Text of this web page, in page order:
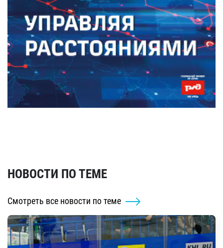
НОВОСТИ ПО ТЕМЕ
Смотреть все новости по теме